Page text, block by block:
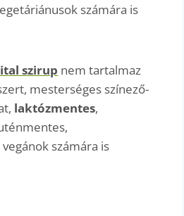
számára is
szirup nem tartalmaz
mesterséges színező-
laktózmentes,
számára is